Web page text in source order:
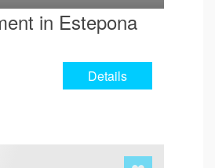
in Estepona
Details